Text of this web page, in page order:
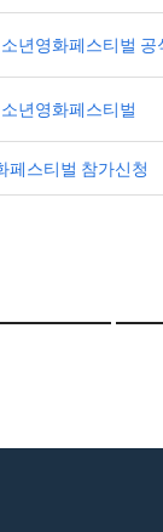
년영화페스티벌 공
년영화페스티벌
페스티벌 참가신청